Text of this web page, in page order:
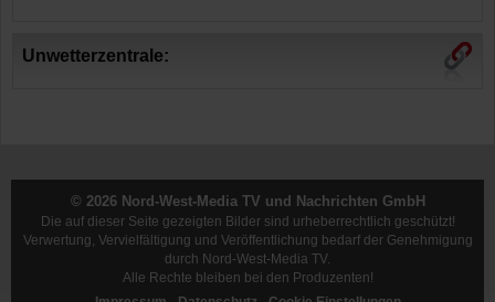
Unwetterzentrale:
© 2026 Nord-West-Media TV und Nachrichten GmbH
Die auf dieser Seite gezeigten Bilder sind urheberrechtlich geschützt!
Verwertung, Vervielfältigung und Veröffentlichung bedarf der Genehmigung
durch Nord-West-Media TV.
Alle Rechte bleiben bei den Produzenten!